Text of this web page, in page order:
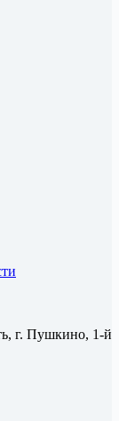
г. Пушкино, 1-й